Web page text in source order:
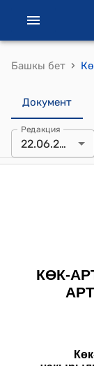
Башкы бет ›
Документ
Редакция
22.06.2023